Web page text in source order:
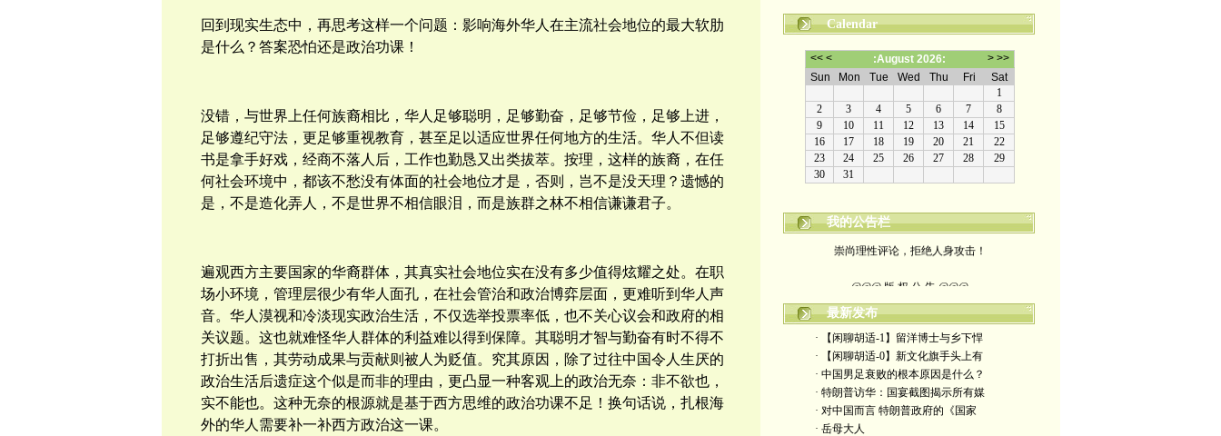
回到现实生态中，再思考这样一个问题：影响海外华人在主流社会地位的最大软肋
是什么？答案恐怕还是政治功课！
没错，与世界上任何族裔相比，华人足够聪明，足够勤奋， 足够节俭， 足够上进，
足够遵纪守法， 更足够重视教育，甚至足以适应世界任何地方的生活。华人不但读
书是拿手好戏，经商不落人后，工作也勤恳又出类拔萃。按理，这样的族裔，在任
何社会环境中，都该不愁没有体面的社会地位才是，否则，岂不是没天理？遗憾的
是，不是造化弄人，不是世界不相信眼泪，而是族群之林不相信谦谦君子。
遍观西方主要国家的华裔群体，其真实社会地位实在没有多少值得炫耀之处。在职
场小环境，管理层很少有华人面孔，在社会管治和政治博弈层面， 更难听到华人声
音。华人 漠视和冷淡现实政治生活，不仅选举投票率低，也不关心议会和政府的相
关议题。这也就难怪华人群体的利益难以得到保障。 其聪明才智与勤奋有时不得不
打折出售，其劳动成果与贡献则被人为贬值。 究其原因，除了过往中国令人生厌的
政治生活后遗症这个似是而非的理由，更凸显一种客观上的政治无奈：非不欲也，
实不能也。 这种无奈的根源就是基于西方思维的政治功课不足！换句话说，扎根海
外的华人需要补一补西方政治这一课。
Calendar
我的公告栏
本博客所发布文章，
除特别注明者外，均为原创。
转载或制作视频，
须注明如下版权信息：
最新发布
· 【闲聊胡适-1】留洋博士与乡下悍
· 【闲聊胡适-0】新文化旗手头上有
· 中国男足衰败的根本原因是什么？
· 特朗普访华：国宴截图揭示所有媒
· 对中国而言 特朗普政府的《国家
· 岳母大人